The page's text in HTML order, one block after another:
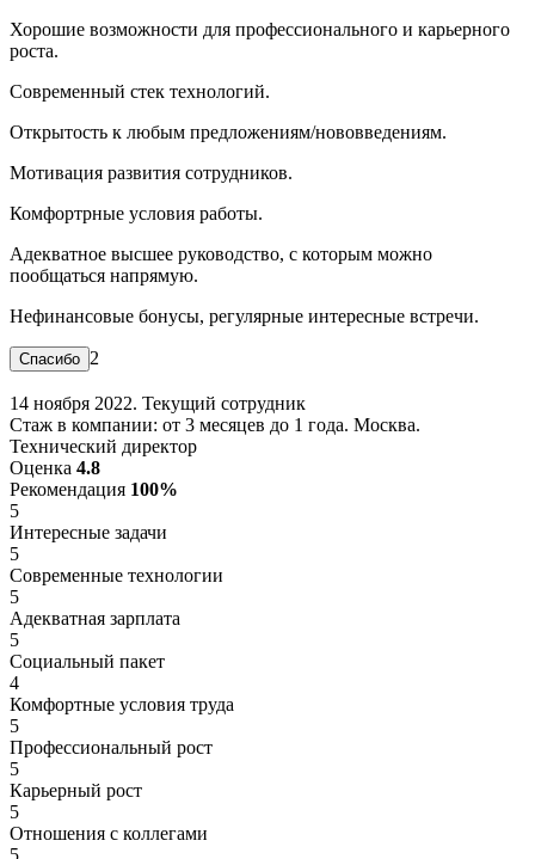
Хорошие возможности для профессионального и карьерного
роста.
Современный стек технологий.
Открытость к любым предложениям/нововведениям.
Мотивация развития сотрудников.
Комфортрные условия работы.
Адекватное высшее руководство, с которым можно
пообщаться напрямую.
Нефинансовые бонусы, регулярные интересные встречи.
2
14 ноября 2022. Текущий сотрудник
Стаж в компании: от 3 месяцев до 1 года. Москва.
Технический директор
Оценка 4.8
Рекомендация 100%
5
Интересные задачи
5
Современные технологии
5
Адекватная зарплата
5
Социальный пакет
4
Комфортные условия труда
5
Профессиональный рост
5
Карьерный рост
5
Отношения с коллегами
5